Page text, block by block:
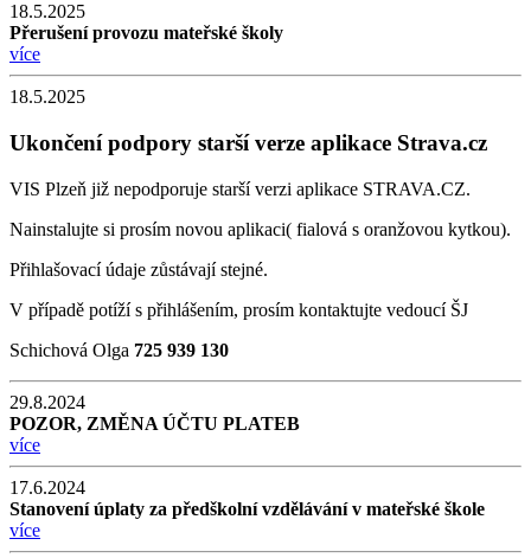
18.5.2025
Přerušení provozu mateřské školy
více
18.5.2025
Ukončení podpory starší verze aplikace Strava.cz
VIS Plzeň již nepodporuje starší verzi aplikace STRAVA.CZ.
Nainstalujte si prosím novou aplikaci( fialová s oranžovou kytkou).
Přihlašovací údaje zůstávají stejné.
V případě potíží s přihlášením, prosím kontaktujte vedoucí ŠJ
Schichová Olga 725 939 130
29.8.2024
POZOR, ZMĚNA ÚČTU PLATEB
více
17.6.2024
Stanovení úplaty za předškolní vzdělávání v mateřské škole
více